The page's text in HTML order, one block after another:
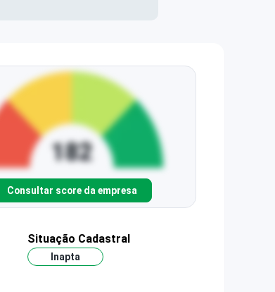
Consultar score da empresa
Situação Cadastral
Inapta